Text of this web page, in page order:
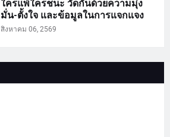
ใครแพ้ใครชนะ วัดกันด้วยความมุ่ง
มั่น-ตั้งใจ และข้อมูลในการแจกแจง
สิงหาคม 06, 2569